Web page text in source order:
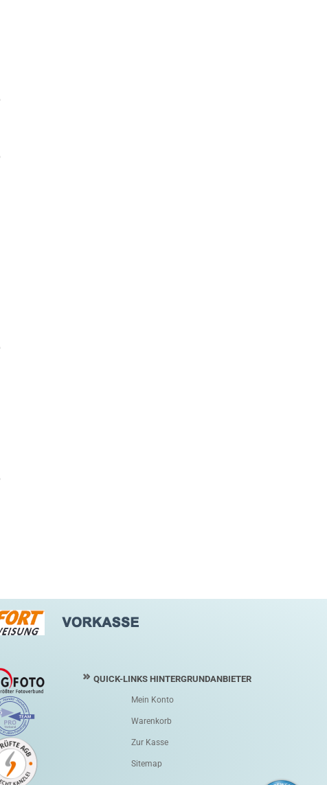
QUICK-LINKS HINTERGRUNDANBIETER
Mein Konto
Warenkorb
Zur Kasse
Sitemap